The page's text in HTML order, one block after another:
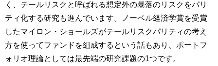
く、テールリスクと呼ばれる想定外の暴落のリスクをパリ
ティ化する研究も進んでいます。ノーベル経済学賞を受賞
したマイロン・ショールズがテールリスクパリティの考え
方を使ってファンドを組成するという話もあり、ポートフ
ォリオ理論としては最先端の研究課題の1つです。